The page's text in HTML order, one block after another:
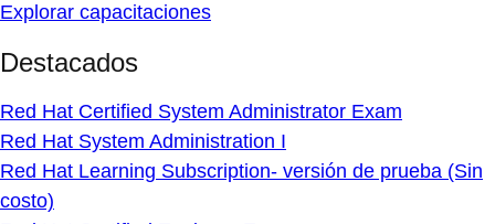
Explorar capacitaciones
Destacados
Red Hat Certified System Administrator Exam
Red Hat System Administration I
Red Hat Learning Subscription- versión de prueba (Sin
costo)